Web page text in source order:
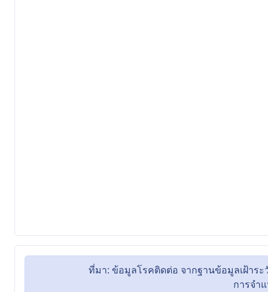
ที่มา: ข้อมูลโรคติดต่อ จากฐานข้อมูลเฝ้าร
การจำแน